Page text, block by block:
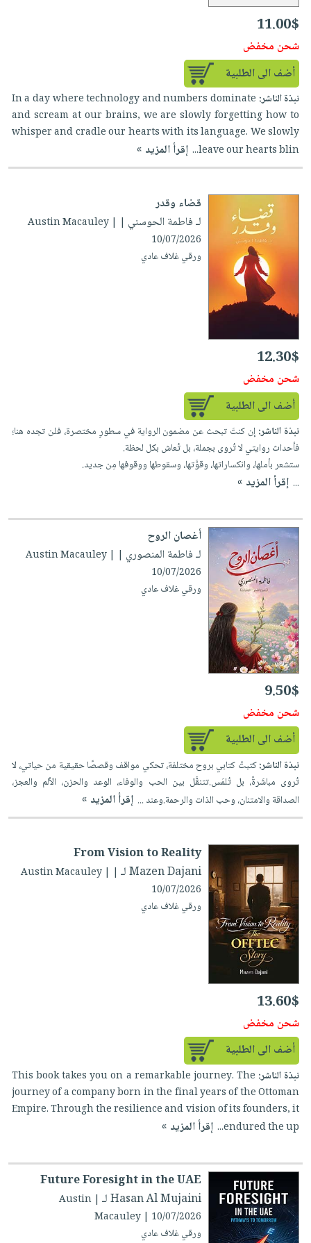
11.00$
شحن مخفض
أضف الى الطلبية
نبذة الناشر: In a day where technology and numbers dominate
and scream at our brains, we are slowly forgetting how to
whisper and cradle our hearts with its language. We slowly
leave our hearts blin...
إقرأ المزيد »
قضاء وقدر
لـ فاطمة الحوسني
| Austin Macauley |
10/07/2026
ورقي غلاف عادي
12.30$
شحن مخفض
أضف الى الطلبية
نبذة الناشر: إن كنتَ تبحث عن مضمون الرواية في سطورٍ مختصرة، فلن تجده هنا؛
فأحداث روايتي لا تُروى بجملة، بل تُعاش بكل لحظة.
ستشعر بأملها، وانكساراتها، وقوَّتها، وسقوطها ووقوفها مِن جديد.
... إقرأ المزيد »
أغصان الروح
لـ فاطمة المنصوري
| Austin Macauley |
10/07/2026
ورقي غلاف عادي
9.50$
شحن مخفض
أضف الى الطلبية
نبذة الناشر:كتبتُ كتابي بروح مختلفة، تحكي مواقف وقصصًا حقيقية من حياتي، لا
تُروى مباشَرةً، بل تُلمَس.تتنقَّل بين الحب والوفاء، الوعد والحزن، الألم والعجز،
الصداقة والامتنان، وحب الذات والرحمة.وعند ... إقرأ المزيد »
From Vision to Reality
لـ Mazen Dajani
| Austin Macauley |
10/07/2026
ورقي غلاف عادي
13.60$
شحن مخفض
أضف الى الطلبية
نبذة الناشر: This book takes you on a remarkable journey. The
journey of a company born in the final years of the Ottoman
Empire. Through the resilience and vision of its founders, it
endured the up...
إقرأ المزيد »
Future Foresight in the UAE
لـ Hasan Al Mujaini
| Austin
Macauley | 10/07/2026
ورقي غلاف عادي